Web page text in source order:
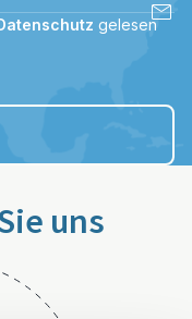
gelesen
uns